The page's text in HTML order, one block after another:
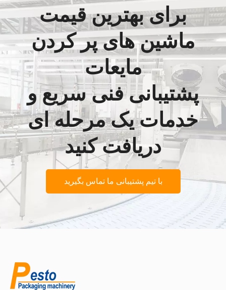
برای بهترین قیمت
ماشین های پر کردن
مایعات
پشتیبانی فنی سریع و
خدمات یک مرحله ای
دریافت کنید
با تیم پشتیبانی ما تماس بگیرید